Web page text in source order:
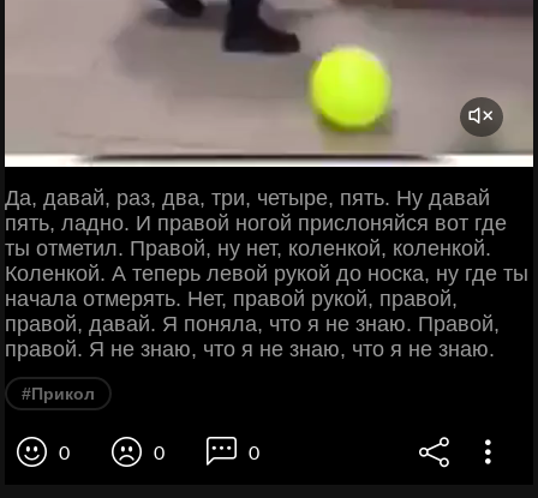
Да, давай, раз, два, три, четыре, пять. Ну давай
пять, ладно. И правой ногой прислоняйся вот где
ты отметил. Правой, ну нет, коленкой, коленкой.
Коленкой. А теперь левой рукой до носка, ну где ты
начала отмерять. Нет, правой рукой, правой,
правой, давай. Я поняла, что я не знаю. Правой,
правой. Я не знаю, что я не знаю, что я не знаю.
#Прикол
0 0 0